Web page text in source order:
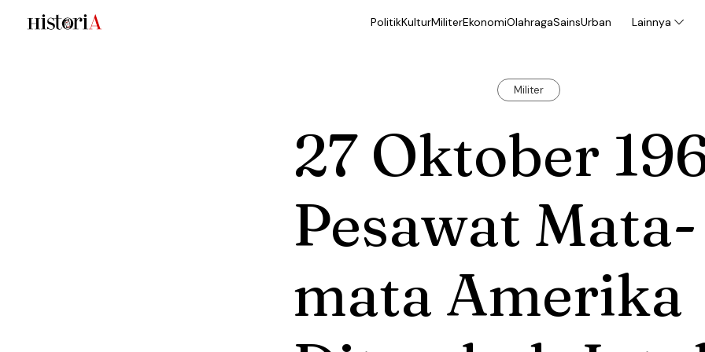
PolitikKulturMiliterEkonomiOlahragaSainsUrban Lainnya
Militer
27 Oktober
Pesawat Mata-
mata Amerika